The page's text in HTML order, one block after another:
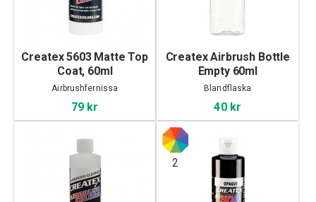
Createx 5603 Matte Top
Coat, 60ml
Airbrushfernissa
79 kr
Createx Airbrush Bottle
Empty 60ml
Blandflaska
40 kr
2